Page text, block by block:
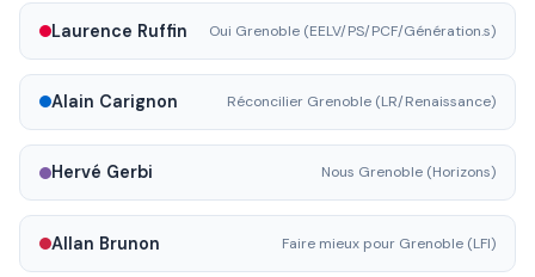
Laurence Ruffin Oui Grenoble (EELV/PS/PCF/Génération.s)
Alain Carignon Réconcilier Grenoble (LR/Renaissance)
Hervé Gerbi Nous Grenoble (Horizons)
Allan Brunon Faire mieux pour Grenoble (LFI)